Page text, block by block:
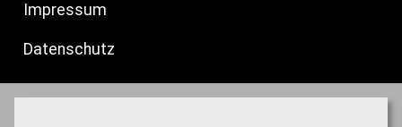
Impressum
Datenschutz